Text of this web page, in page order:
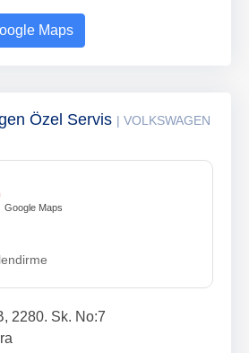
Maps
Özel Servis | VOLKSWAGEN
Google Maps
2280. Sk. No:7